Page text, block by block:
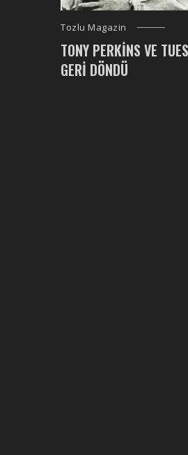
Tozlu Magazin
TONY PERKINS VE
GERI DÖNDÜ